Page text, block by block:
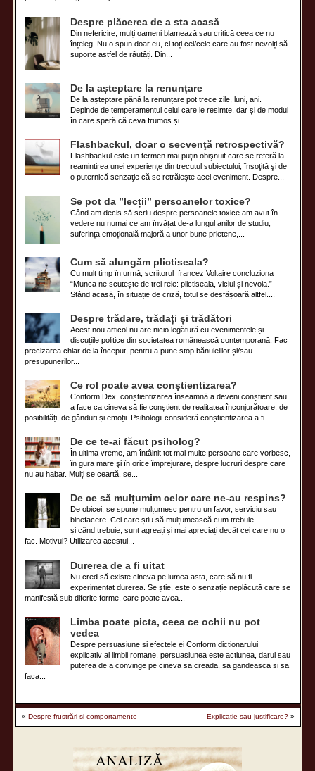
Despre plăcerea de a sta acasă
Din nefericire, mulți oameni blamează sau critică ceea ce nu
înțeleg. Nu o spun doar eu, ci toți cei/cele care au fost nevoiți să
suporte astfel de răutăți. Din...
De la așteptare la renunțare
De la așteptare până la renunțare pot trece zile, luni, ani.
Depinde de temperamentul celui care le resimte, dar și de modul
în care speră că ceva frumos și...
Flashbackul, doar o secvenţă retrospectivă?
Flashbackul este un termen mai puţin obişnuit care se referă la
reamintirea unei experienţe din trecutul subiectului, însoţită şi de
o puternică senzaţie că se retrăieşte acel eveniment. Despre...
Se pot da ”lecții” persoanelor toxice?
Când am decis să scriu despre persoanele toxice am avut în
vedere nu numai ce am învățat de-a lungul anilor de studiu,
suferința emoțională majoră a unor bune prietene,...
Cum să alungăm plictiseala?
Cu mult timp în urmă, scriitorul francez Voltaire concluziona
“Munca ne scutește de trei rele: plictiseala, viciul și nevoia.”
Stând acasă, în situație de criză, totul se desfășoară altfel....
Despre trădare, trădați și trădători
Acest nou articol nu are nicio legătură cu evenimentele și
discuțiile politice din societatea românească contemporană. Fac
precizarea chiar de la început, pentru a pune stop bănuielilor și/sau
presupunerilor...
Ce rol poate avea conștientizarea?
Conform Dex, conștientizarea înseamnă a deveni conștient sau
a face ca cineva să fie conștient de realitatea înconjurătoare, de
posibilități, de gânduri și emoții. Psihologii consideră conștientizarea a fi...
De ce te-ai făcut psiholog?
În ultima vreme, am întâlnit tot mai multe persoane care vorbesc,
în gura mare şi în orice împrejurare, despre lucruri despre care
nu au habar. Mulţi se ceartă, se...
De ce să mulțumim celor care ne-au respins?
De obicei, se spune mulțumesc pentru un favor, serviciu sau
binefacere. Cei care știu să mulțumească cum trebuie
și când trebuie, sunt agreați și mai apreciați decât cei care nu o
fac. Motivul? Utilizarea acestui...
Durerea de a fi uitat
Nu cred să existe cineva pe lumea asta, care să nu fi
experimentat durerea. Se știe, este o senzație neplăcută care se
manifestă sub diferite forme, care poate avea...
Limba poate picta, ceea ce ochii nu pot
vedea
Despre persuasiune si efectele ei Conform dictionarului
explicativ al limbii romane, persuasiunea este actiunea, darul sau
puterea de a convinge pe cineva sa creada, sa gandeasca si sa
faca...
«Despre frustrări și comportamente Explicație sau justificare?»